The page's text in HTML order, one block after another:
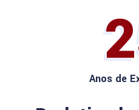
Anos de